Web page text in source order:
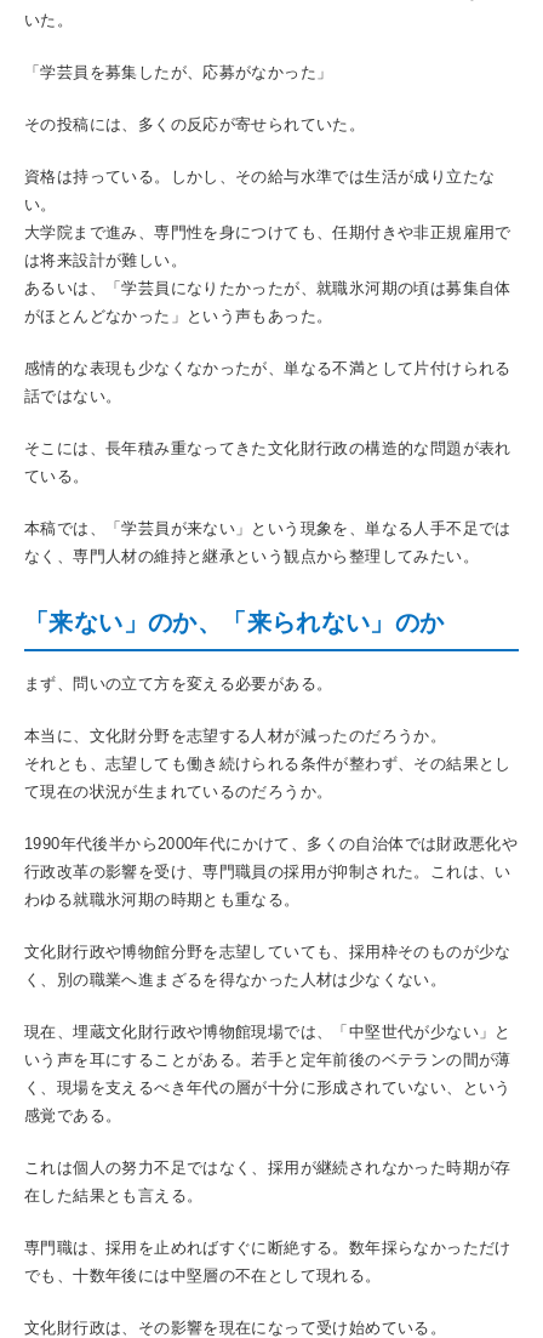
いた。
「学芸員を募集したが、応募がなかった」
その投稿には、多くの反応が寄せられていた。
資格は持っている。しかし、その給与水準では生活が成り立たな
い。
大学院まで進み、専門性を身につけても、任期付きや非正規雇用で
は将来設計が難しい。
あるいは、「学芸員になりたかったが、就職氷河期の頃は募集自体
がほとんどなかった」という声もあった。
感情的な表現も少なくなかったが、単なる不満として片付けられる
話ではない。
そこには、長年積み重なってきた文化財行政の構造的な問題が表れ
ている。
本稿では、「学芸員が来ない」という現象を、単なる人手不足では
なく、専門人材の維持と継承という観点から整理してみたい。
「来ない」のか、「来られない」のか
まず、問いの立て方を変える必要がある。
本当に、文化財分野を志望する人材が減ったのだろうか。
それとも、志望しても働き続けられる条件が整わず、その結果とし
て現在の状況が生まれているのだろうか。
1990年代後半から2000年代にかけて、多くの自治体では財政悪化や
行政改革の影響を受け、専門職員の採用が抑制された。これは、い
わゆる就職氷河期の時期とも重なる。
文化財行政や博物館分野を志望していても、採用枠そのものが少な
く、別の職業へ進まざるを得なかった人材は少なくない。
現在、埋蔵文化財行政や博物館現場では、「中堅世代が少ない」と
いう声を耳にすることがある。若手と定年前後のベテランの間が薄
く、現場を支えるべき年代の層が十分に形成されていない、という
感覚である。
これは個人の努力不足ではなく、採用が継続されなかった時期が存
在した結果とも言える。
専門職は、採用を止めればすぐに断絶する。数年採らなかっただけ
でも、十数年後には中堅層の不在として現れる。
文化財行政は、その影響を現在になって受け始めている。